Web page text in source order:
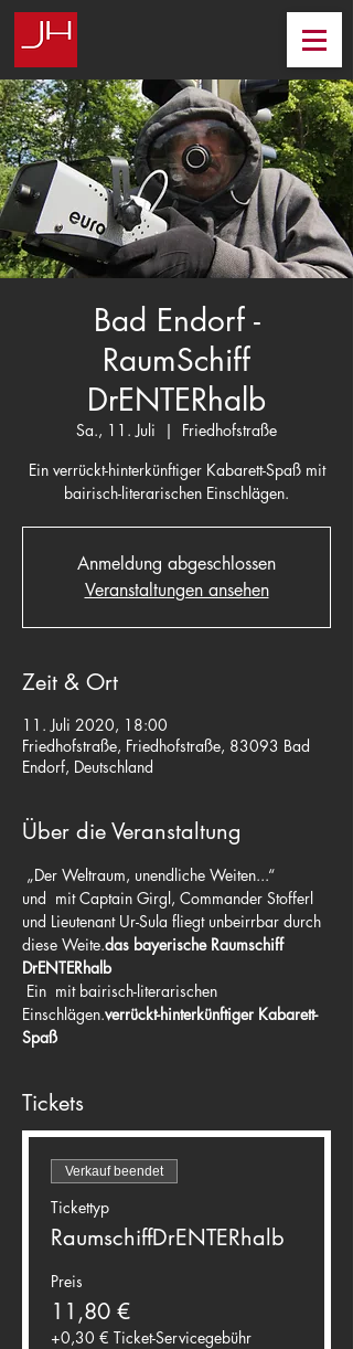
Bad Endorf -
RaumSchiff
DrENTERhalb
Sa., 11. Juli
  |
Friedhofstraße
Ein verrückt-hinterkünftiger Kabarett-Spaß mit
bairisch-literarischen Einschlägen.
Anmeldung abgeschlossen
Veranstaltungen ansehen
Zeit & Ort
11. Juli 2020, 18:00
Friedhofstraße, Friedhofstraße, 83093 Bad
Endorf, Deutschland
Über die Veranstaltung
„Der Weltraum, unendliche Weiten...“
und mit Captain Girgl, Commander Stofferl
und Lieutenant Ur-Sula fliegt unbeirrbar durch
diese Weite.das bayerische Raumschiff
DrENTERhalb
Ein mit bairisch-literarischen
Einschlägen.verrückt-hinterkünftiger Kabarett-
Spaß
Tickets
Verkauf beendet
Tickettyp
RaumschiffDrENTERhalb
Preis
11,80 €
+0,30 € Ticket-Servicegebühr